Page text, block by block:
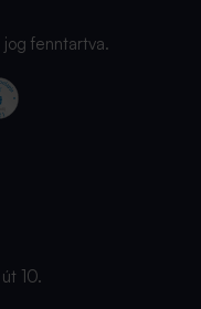
fenntartva.
10.